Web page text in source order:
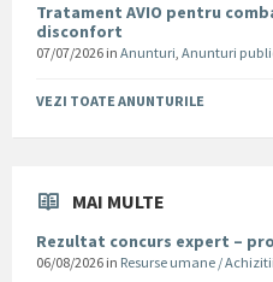
Tratament AVIO pentru
disconfort
07/07/2026 in Anunturi, Anunturi
VEZI TOATE ANUNTURILE
MAI MULTE
Rezultat concurs expert –
06/08/2026 in Resurse umane / Achizitii